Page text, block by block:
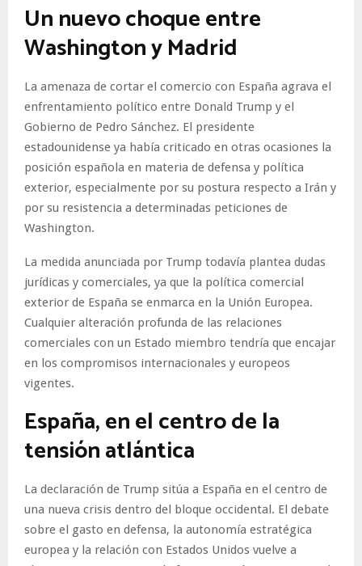
Un nuevo choque entre
Washington y Madrid
La amenaza de cortar el comercio con España agrava el
enfrentamiento político entre Donald Trump y el
Gobierno de Pedro Sánchez. El presidente
estadounidense ya había criticado en otras ocasiones la
posición española en materia de defensa y política
exterior, especialmente por su postura respecto a Irán y
por su resistencia a determinadas peticiones de
Washington.
La medida anunciada por Trump todavía plantea dudas
jurídicas y comerciales, ya que la política comercial
exterior de España se enmarca en la Unión Europea.
Cualquier alteración profunda de las relaciones
comerciales con un Estado miembro tendría que encajar
en los compromisos internacionales y europeos
vigentes.
España, en el centro de la
tensión atlántica
La declaración de Trump sitúa a España en el centro de
una nueva crisis dentro del bloque occidental. El debate
sobre el gasto en defensa, la autonomía estratégica
europea y la relación con Estados Unidos vuelve a